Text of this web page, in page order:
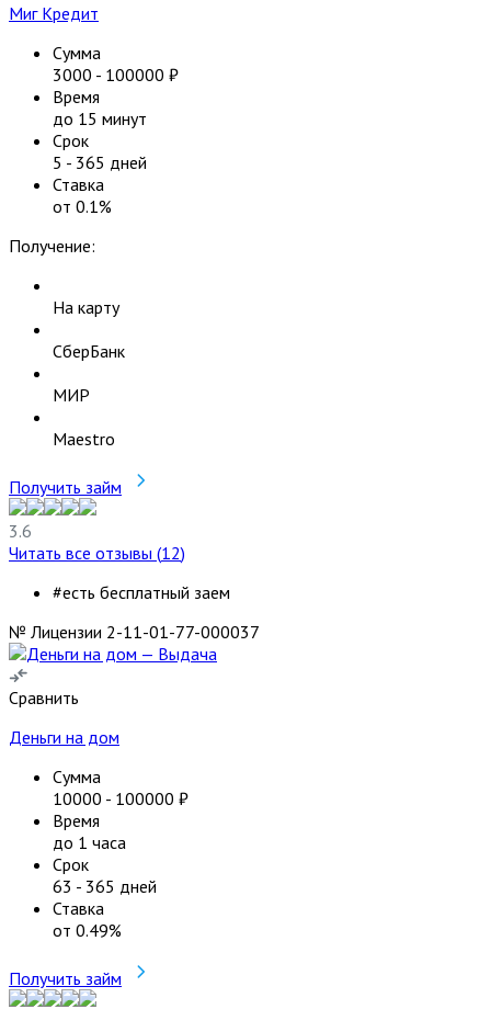
Миг Кредит
Сумма
3000 - 100000 ₽
Время
до 15 минут
Срок
5 - 365 дней
Ставка
от 0.1%
Получение:
На карту
СберБанк
МИР
Maestro
Получить займ
3.6
Читать все отзывы (12)
#есть бесплатный заем
№ Лицензии 2-11-01-77-000037
Сравнить
Деньги на дом
Сумма
10000 - 100000 ₽
Время
до 1 часа
Срок
63 - 365 дней
Ставка
от 0.49%
Получить займ